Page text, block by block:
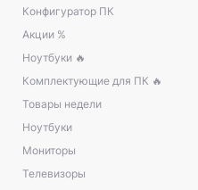
Конфигуратор ПК
Акции %
Ноутбуки 🔥
Комплектующие для ПК 🔥
Товары недели
Ноутбуки
Мониторы
Телевизоры